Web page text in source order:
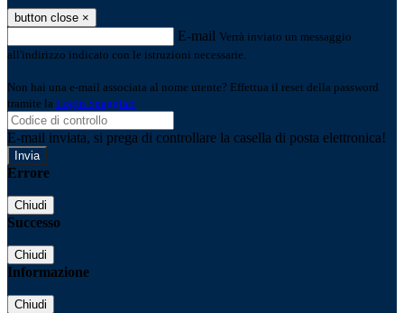
button close ×
E-mail Verrà inviato un messaggio
all'indirizzo indicato con le istruzioni necessarie.
Non hai una e-mail associata al nome utente? Effettua il reset della password
tramite la Login Spaggiari
E-mail inviata, si prega di controllare la casella di posta elettronica!
Errore
Chiudi
Successo
Chiudi
Informazione
Chiudi